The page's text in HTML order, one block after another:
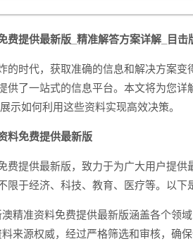
费提供最新版_精准解答方案详解_目击
时代，获取准确的信息和解决方案变
供了一站式的信息平台。本文将为您详
示如何利用这些资料实现高效决策。
料免费提供最新版
提供最新版，致力于为广大用户提供
限于经济、科技、教育、医疗等。以下
澳精准资料免费提供最新版涵盖各个领
料来源权威，经过严格筛选和审核，确保